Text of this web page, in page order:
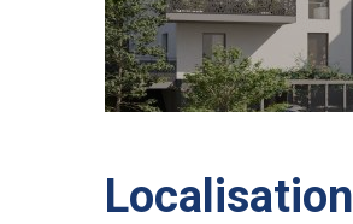
Localisation